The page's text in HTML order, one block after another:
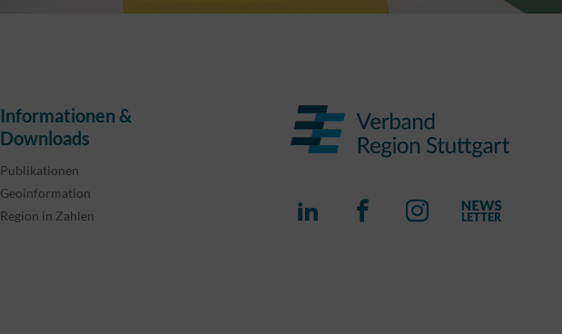
Informationen &
Downloads
Publikationen
Geoinformation
Region in Zahlen